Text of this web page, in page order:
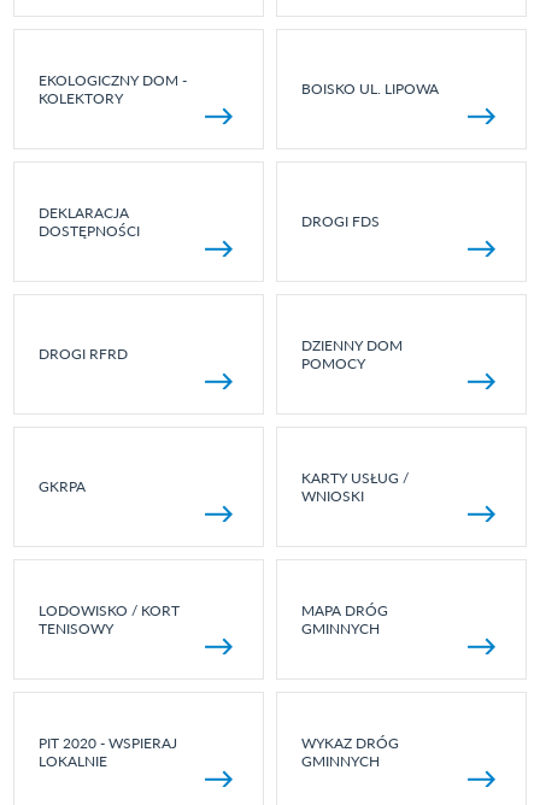
EKOLOGICZNY DOM -
KOLEKTORY
BOISKO UL. LIPOWA
DEKLARACJA
DOSTĘPNOŚCI
DROGI FDS
DROGI RFRD
DZIENNY DOM
POMOCY
GKRPA
KARTY USŁUG /
WNIOSKI
LODOWISKO / KORT
TENISOWY
MAPA DRÓG
GMINNYCH
PIT 2020 - WSPIERAJ
LOKALNIE
WYKAZ DRÓG
GMINNYCH